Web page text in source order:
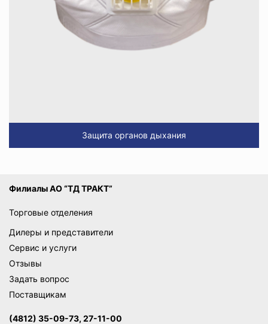
Защита органов дыхания
Филиалы АО “ТД ТРАКТ”
Торговые отделения
Дилеры и представители
Сервис и услуги
Отзывы
Задать вопрос
Поставщикам
(4812) 35-09-73, 27-11-00